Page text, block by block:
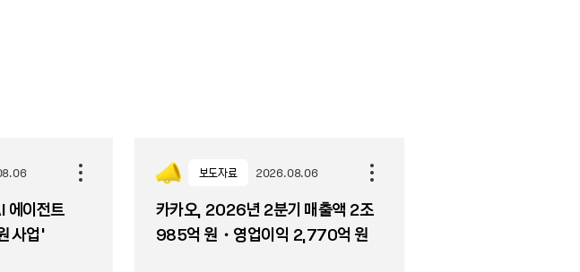
에이전트
사업’
보도자료 2026.08.06
카카오, 2026년 2분기 매출액 2조
985억 원・영업이익 2,770억 원